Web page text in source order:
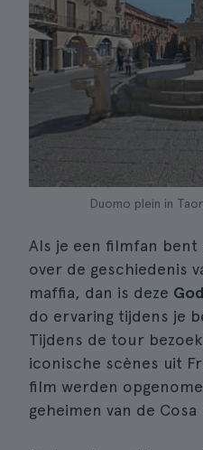
Duomo plein in
Als je een filmfan
over de geschiedenis
maffia, dan is deze
do ervaring tijdens je
Tijdens de tour
iconische scènes uit
film werden
geheimen van de